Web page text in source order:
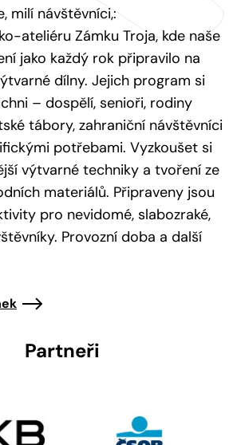
milí návštěvníci,:
ateliéru Zámku Troja, kde naše
jako každý rok připravilo na
dílny. Jejich program si
– dospělí, senioři, rodiny
tábory, zahraniční návštěvníci
potřebami. Vyzkoušet si
výtvarné techniky a tvoření ze
materiálů. Připraveny jsou
pro nevidomé, slabozraké,
Provozní doba a další
Partneři